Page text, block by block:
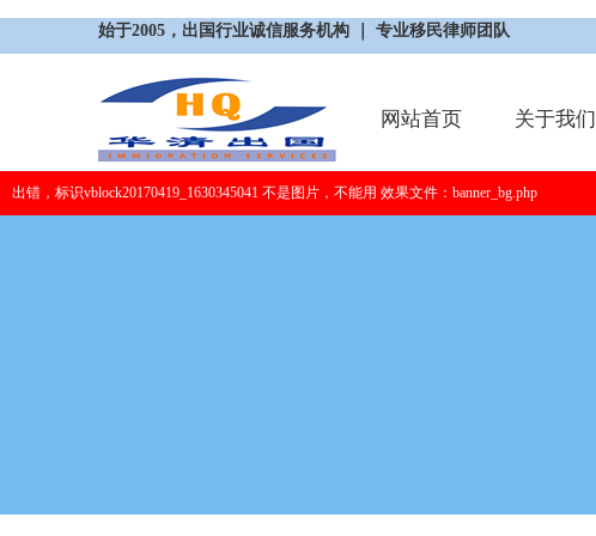
始于2005，出国行业诚信服务机构 ｜ 专业移民律师团队
网站首页 关于我们
出错，标识vblock20170419_1630345041 不是图片，不能用 效果文件：banner_bg.php